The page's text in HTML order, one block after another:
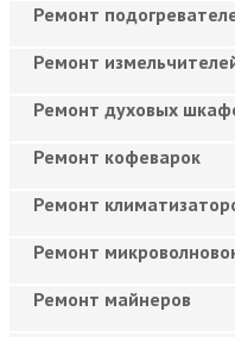
Ремонт
Ремонт
Ремонт духовых
Ремонт кофеварок
Ремонт
Ремонт
Ремонт майнеров